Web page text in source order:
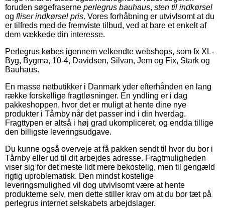
foruden søgefraserne perlegrus bauhaus, sten til indkørsel
og fliser indkørsel pris. Vores forhåbning er utvivlsomt at du
er tilfreds med de fremviste tilbud, ved at bare et enkelt af
dem vækkede din interesse.
Perlegrus købes igennem velkendte webshops, som fx XL-
Byg, Bygma, 10-4, Davidsen, Silvan, Jem og Fix, Stark og
Bauhaus.
En masse netbutikker i Danmark yder efterhånden en lang
række forskellige fragtløsninger. En yndling er i dag
pakkeshoppen, hvor det er muligt at hente dine nye
produkter i Tårnby når det passer ind i din hverdag.
Fragttypen er altså i høj grad ukompliceret, og endda tillige
den billigste leveringsudgave.
Du kunne også overveje at få pakken sendt til hvor du bor i
Tårnby eller ud til dit arbejdes adresse. Fragtmuligheden
viser sig for det meste lidt mere bekostelig, men til gengæld
rigtig uproblematisk. Den mindst kostelige
leveringsmulighed vil dog utvivlsomt være at hente
produkterne selv, men dette stiller krav om at du bor tæt på
perlegrus internet selskabets arbejdslager.